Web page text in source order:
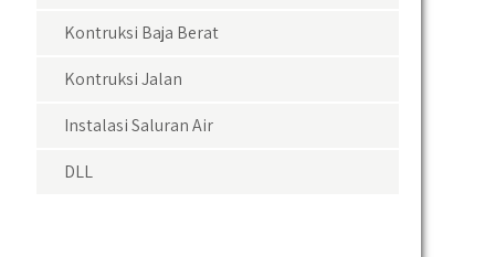
Kontruksi Baja Berat
Kontruksi Jalan
Instalasi Saluran Air
DLL